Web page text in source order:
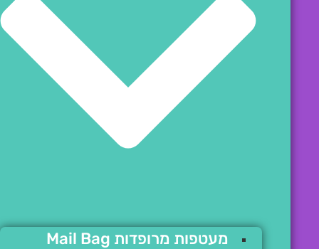
מעטפות מרופדות Mail Bag